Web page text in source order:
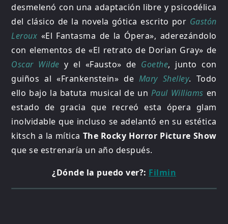
desmelenó con una adaptación libre y psicodélica
del clásico de la novela gótica escrito por Gastón
Leroux «El Fantasma de la Ópera», aderezándolo
con elementos de «El retrato de Dorian Gray» de
Oscar Wilde y el «Fausto» de Goethe, junto con
guiños al «Frankenstein» de Mary Shelley. Todo
ello bajo la batuta musical de un Paul Williams en
estado de gracia que recreó esta ópera glam
inolvidable que incluso se adelantó en su estética
kitsch a la mítica The Rocky Horror Picture Show
que se estrenaría un año después.
¿Dónde la puedo ver?: Filmin